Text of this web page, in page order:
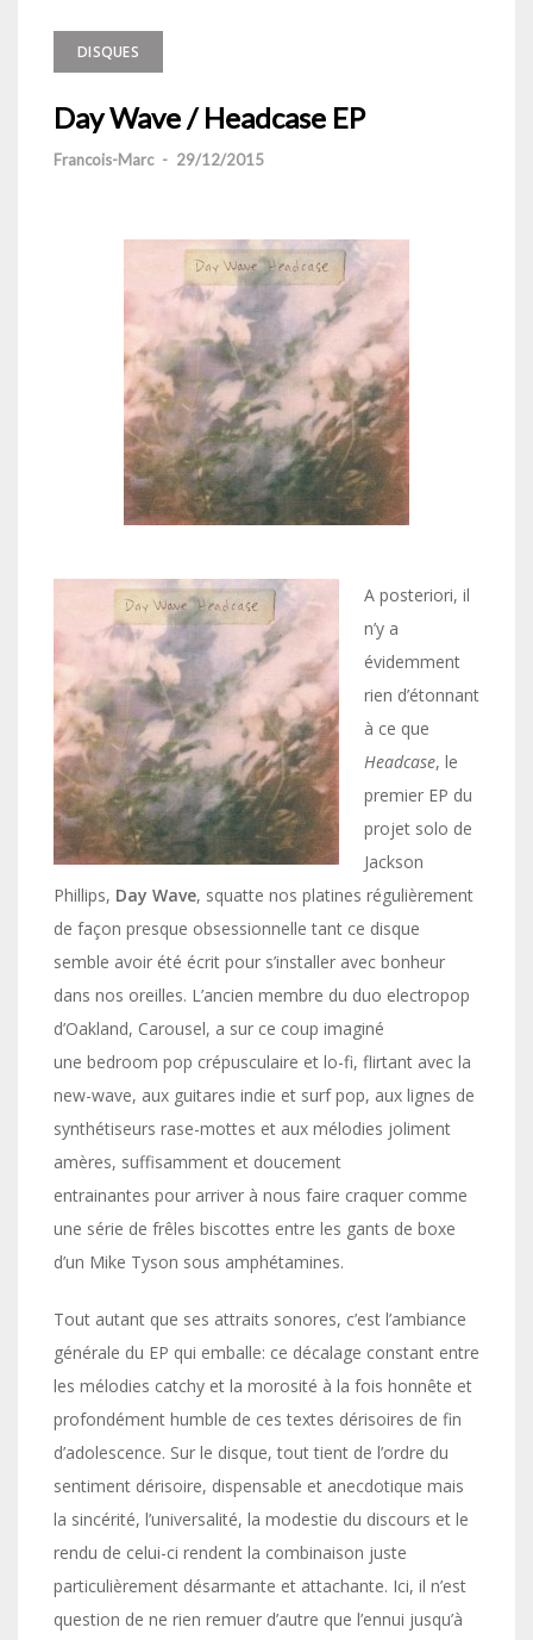
DISQUES
Day Wave / Headcase EP
Francois-Marc - 29/12/2015
A posteriori, il
n’y a
évidemment
rien d’étonnant
à ce que
Headcase, le
premier EP du
projet solo de
Jackson
Phillips, Day Wave, squatte nos platines régulièrement
de façon presque obsessionnelle tant ce disque
semble avoir été écrit pour s’installer avec bonheur
dans nos oreilles. L’ancien membre du duo electropop
d’Oakland, Carousel, a sur ce coup imaginé
une bedroom pop crépusculaire et lo-fi, flirtant avec la
new-wave, aux guitares indie et surf pop, aux lignes de
synthétiseurs rase-mottes et aux mélodies joliment
amères, suffisamment et doucement
entrainantes pour arriver à nous faire craquer comme
une série de frêles biscottes entre les gants de boxe
d’un Mike Tyson sous amphétamines.
Tout autant que ses attraits sonores, c’est l’ambiance
générale du EP qui emballe: ce décalage constant entre
les mélodies catchy et la morosité à la fois honnête et
profondément humble de ces textes dérisoires de fin
d’adolescence. Sur le disque, tout tient de l’ordre du
sentiment dérisoire, dispensable et anecdotique mais
la sincérité, l’universalité, la modestie du discours et le
rendu de celui-ci rendent la combinaison juste
particulièrement désarmante et attachante. Ici, il n’est
question de ne rien remuer d’autre que l’ennui jusqu’à